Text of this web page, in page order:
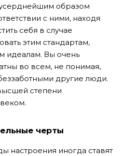
образом
с ними, находя
себя в случае
этим стандартам,
идеалам. Вы очень
во всем, не понимая,
другие люди.
степени
черты
настроения иногда ставят